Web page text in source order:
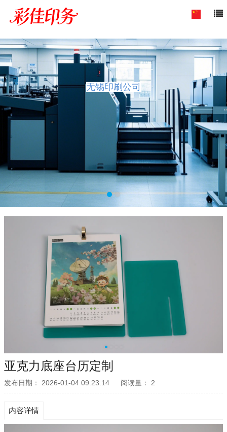
无锡印刷公司
亚克力底座台历定制
发布日期： 2026-01-04 09:23:14 阅读量： 2
内容详情